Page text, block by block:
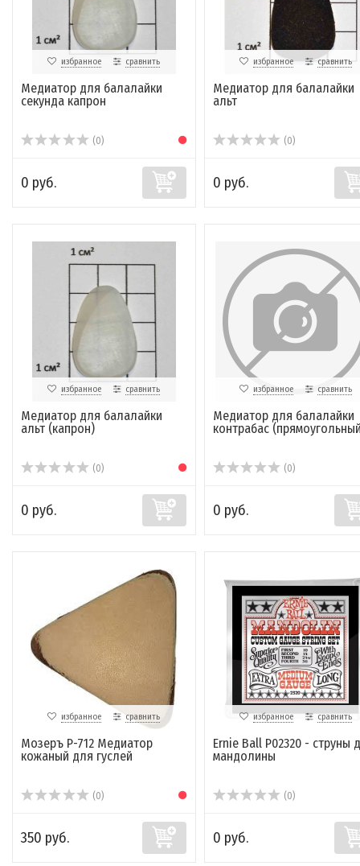
избранное сравнить
Медиатор для балалайки
секунда капрон
(0)
0 руб.
избранное сравнить
Медиатор для балалайки
альт
(0)
0 руб.
избранное сравнить
Медиатор для балалайки
альт (капрон)
(0)
0 руб.
избранное сравнить
Медиатор для балалайки
контрабас
(0)
0 руб.
избранное сравнить
Мозеръ P-712 Медиатор
кожаный для гуслей
(0)
350 руб.
избранное сравнить
Ernie Ball P02320 - струны
мандолины
(0)
0 руб.